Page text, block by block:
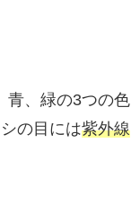
青、緑の3つの色
の目には紫外線